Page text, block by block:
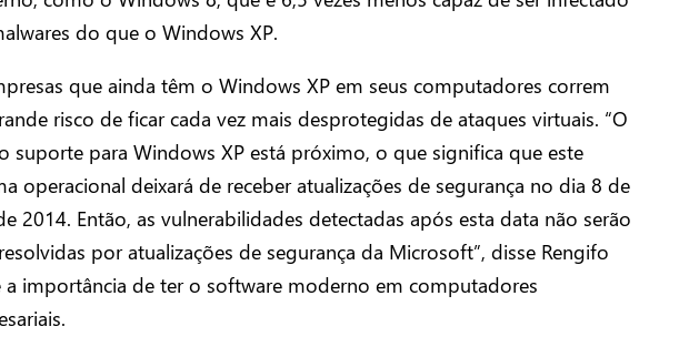
do que o Windows XP.
que ainda têm o Windows XP em seus computadores correm
risco de ficar cada vez mais desprotegidas de ataques virtuais. “O
suporte para Windows XP está próximo, o que significa que este
operacional deixará de receber atualizações de segurança no dia 8 de
2014. Então, as vulnerabilidades detectadas após esta data não serão
por atualizações de segurança da Microsoft”, disse Rengifo
a importância de ter o software moderno em computadores